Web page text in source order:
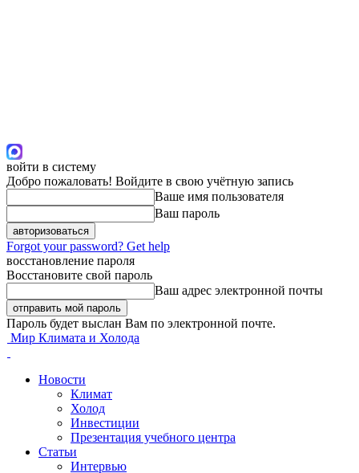
войти в систему
Добро пожаловать! Войдите в свою учётную запись
Ваше имя пользователя
Ваш пароль
Forgot your password? Get help
восстановление пароля
Восстановите свой пароль
Ваш адрес электронной почты
Пароль будет выслан Вам по электронной почте.
Мир Климата и Холода
Новости
Климат
Холод
Инвестиции
Презентация учебного центра
Статьи
Интервью